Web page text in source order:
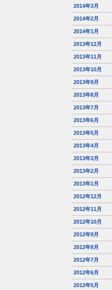
2014年3月
2014年2月
2014年1月
2013年12月
2013年11月
2013年10月
2013年9月
2013年8月
2013年7月
2013年6月
2013年5月
2013年4月
2013年3月
2013年2月
2013年1月
2012年12月
2012年11月
2012年10月
2012年9月
2012年8月
2012年7月
2012年6月
2012年5月